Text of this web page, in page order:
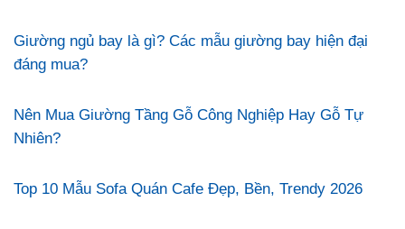
Giường ngủ bay là gì? Các mẫu giường bay hiện đại
đáng mua?
Nên Mua Giường Tầng Gỗ Công Nghiệp Hay Gỗ Tự
Nhiên?
Top 10 Mẫu Sofa Quán Cafe Đẹp, Bền, Trendy 2026